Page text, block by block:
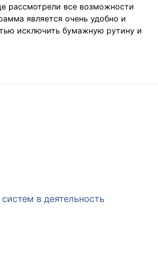
рассмотрели все возможности
является очень удобно и
исключить бумажную рутину и
в деятельность